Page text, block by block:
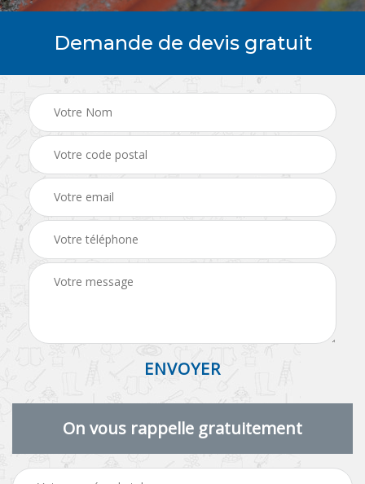
Demande de devis gratuit
On vous rappelle gratuitement